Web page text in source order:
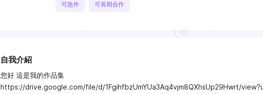
可急件 可長期合作
自我介紹
您好 這是我的作品集
https://drive.google.com/file/d/1FgihfbzUmYUa3Aq4vjm8QXhsUp29Hwrt/